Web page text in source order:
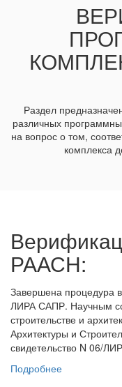
Раздел
различных
на вопрос о том,
комплекса
РААСН:
Завершена процедура
ЛИРА САПР. Научным
строительстве и
Архитектуры и
свидетельство N 06/
Подробнее